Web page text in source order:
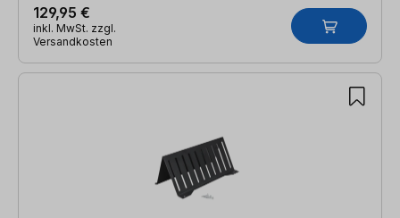
129,95 €
inkl. MwSt. zzgl.
Versandkosten